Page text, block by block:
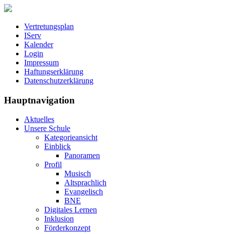
Vertretungsplan
IServ
Kalender
Login
Impressum
Haftungserklärung
Datenschutzerklärung
Hauptnavigation
Aktuelles
Unsere Schule
Kategorieansicht
Einblick
Panoramen
Profil
Musisch
Altsprachlich
Evangelisch
BNE
Digitales Lernen
Inklusion
Förderkonzept